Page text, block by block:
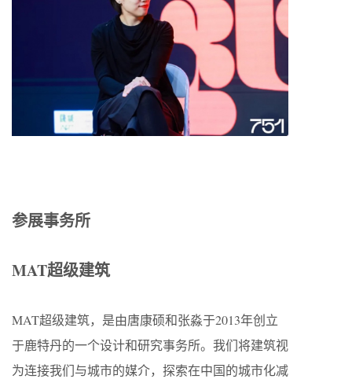
参展事务所
MAT超级建筑
MAT超级建筑，是由唐康硕和张淼于2013年创立
于鹿特丹的一个设计和研究事务所。我们将建筑视
为连接我们与城市的媒介，探索在中国的城市化减